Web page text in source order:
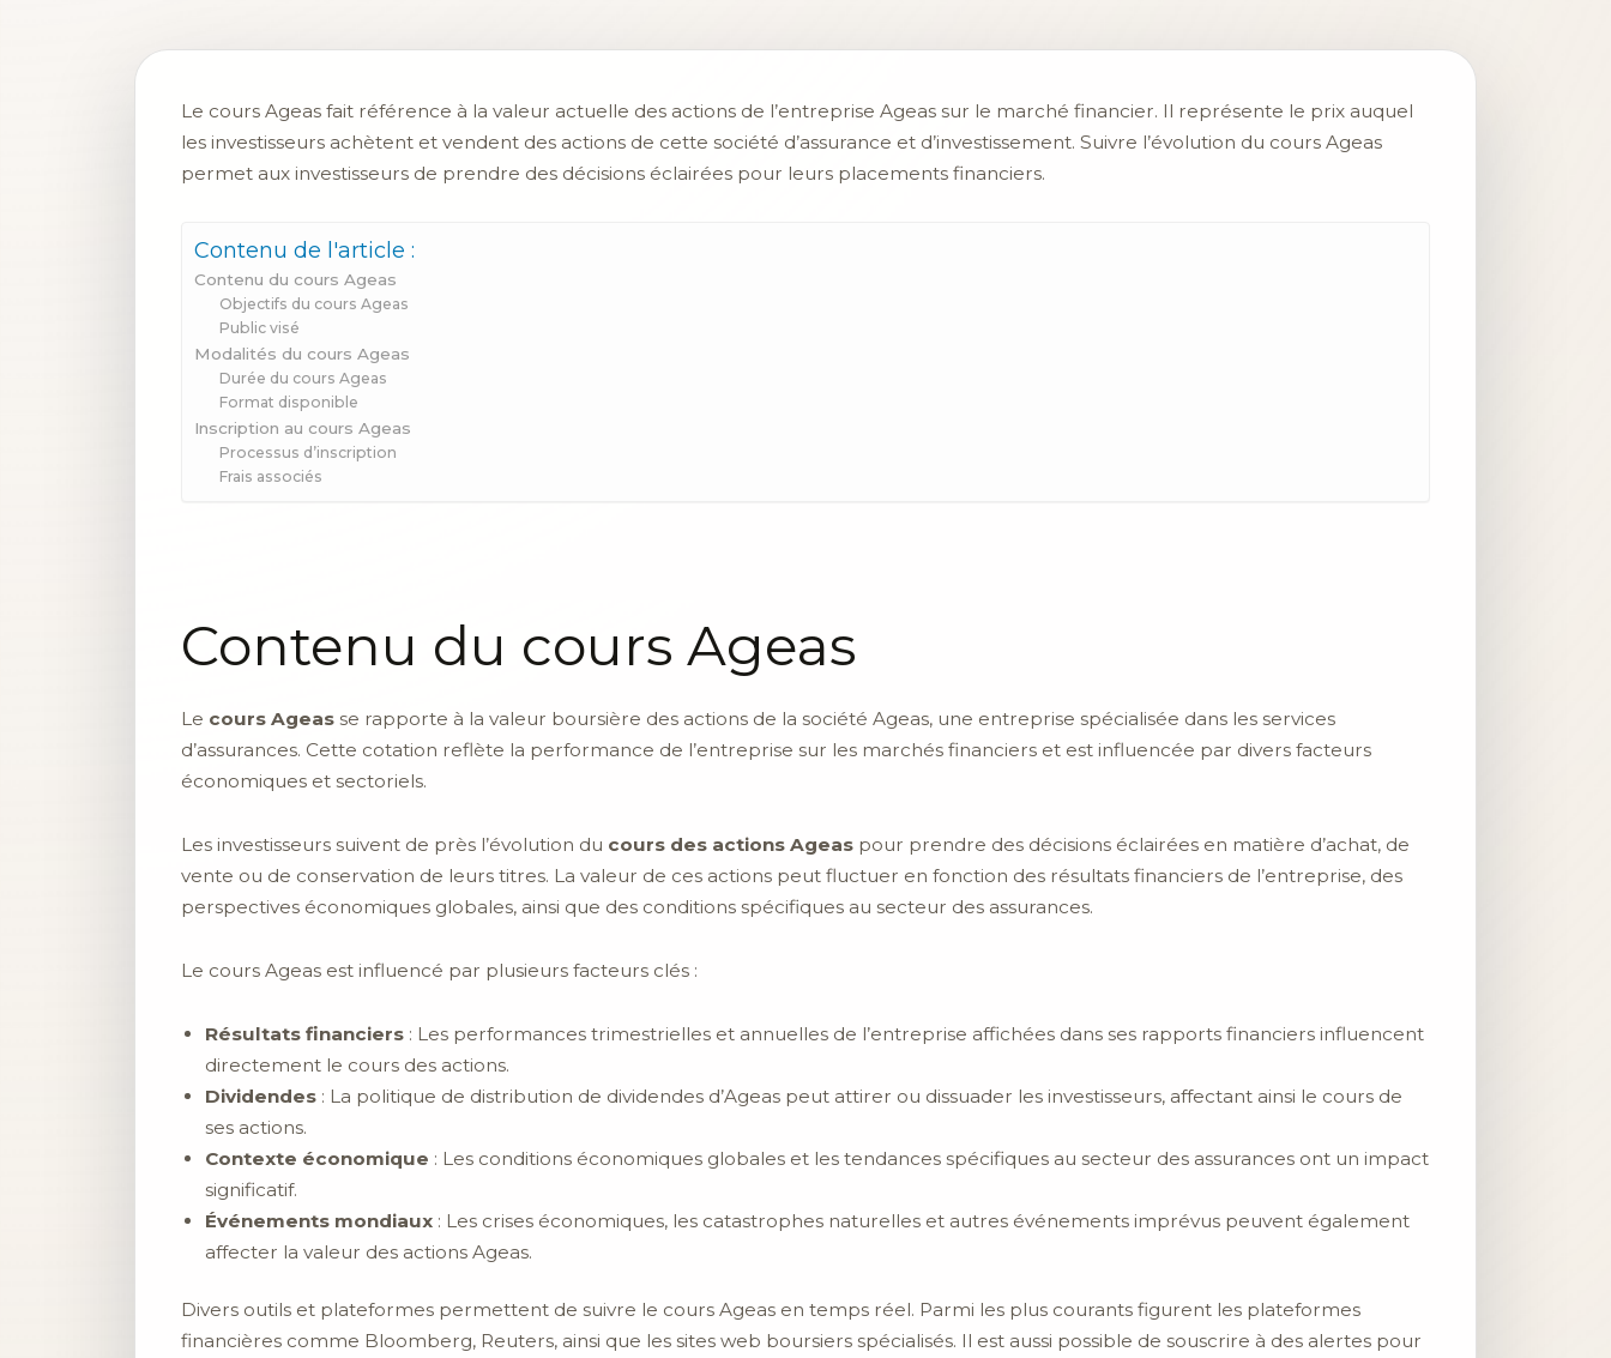
Le cours Ageas fait référence à la valeur actuelle des actions de l’entreprise Ageas sur le marché financier. Il représente le prix auquel
les investisseurs achètent et vendent des actions de cette société d’assurance et d’investissement. Suivre l’évolution du cours Ageas
permet aux investisseurs de prendre des décisions éclairées pour leurs placements financiers.
Contenu de l'article :
Contenu du cours Ageas
Objectifs du cours Ageas
Public visé
Modalités du cours Ageas
Durée du cours Ageas
Format disponible
Inscription au cours Ageas
Processus d’inscription
Frais associés
Contenu du cours Ageas
Le cours Ageas se rapporte à la valeur boursière des actions de la société Ageas, une entreprise spécialisée dans les services
d’assurances. Cette cotation reflète la performance de l’entreprise sur les marchés financiers et est influencée par divers facteurs
économiques et sectoriels.
Les investisseurs suivent de près l’évolution du cours des actions Ageas pour prendre des décisions éclairées en matière d’achat, de
vente ou de conservation de leurs titres. La valeur de ces actions peut fluctuer en fonction des résultats financiers de l’entreprise, des
perspectives économiques globales, ainsi que des conditions spécifiques au secteur des assurances.
Le cours Ageas est influencé par plusieurs facteurs clés :
Résultats financiers : Les performances trimestrielles et annuelles de l’entreprise affichées dans ses rapports financiers influencent
directement le cours des actions.
Dividendes : La politique de distribution de dividendes d’Ageas peut attirer ou dissuader les investisseurs, affectant ainsi le cours de
ses actions.
Contexte économique : Les conditions économiques globales et les tendances spécifiques au secteur des assurances ont un impact
significatif.
Événements mondiaux : Les crises économiques, les catastrophes naturelles et autres événements imprévus peuvent également
affecter la valeur des actions Ageas.
Divers outils et plateformes permettent de suivre le cours Ageas en temps réel. Parmi les plus courants figurent les plateformes
financières comme Bloomberg, Reuters, ainsi que les sites web boursiers spécialisés. Il est aussi possible de souscrire à des alertes pour